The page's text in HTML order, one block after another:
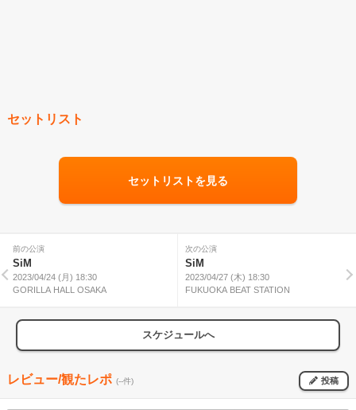
セットリスト
セットリストを見る
前の公演
SiM
2023/04/24 (月) 18:30
GORILLA HALL OSAKA
次の公演
SiM
2023/04/27 (木) 18:30
FUKUOKA BEAT STATION
スケジュールへ
レビュー/観たレポ (--件) 投稿